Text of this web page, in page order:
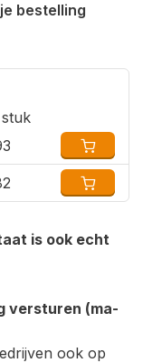
bestelling
is ook echt
versturen (ma-
ook op